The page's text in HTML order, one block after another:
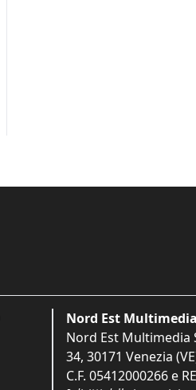
Nord Est
Nord Est Multimedia
34, 30171 Venezia
C.F. 05412000266 e